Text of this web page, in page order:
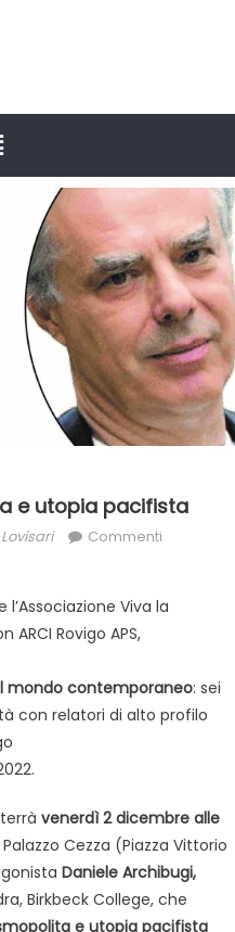
e utopia pacifista
Commenti
Viva la
Rovigo APS,
mondo contemporaneo: sei
con relatori di alto profilo
venerdì 2 dicembre alle
Cezza (Piazza Vittorio
Daniele Archibugi,
Birkbeck College, che
e utopia pacifista